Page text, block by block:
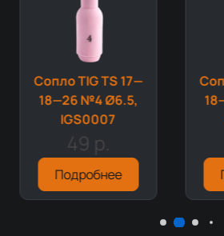
Сопло TIG TS 17—
18—26 №4 Ø6.5,
IGS0007
49 р.
Подробнее